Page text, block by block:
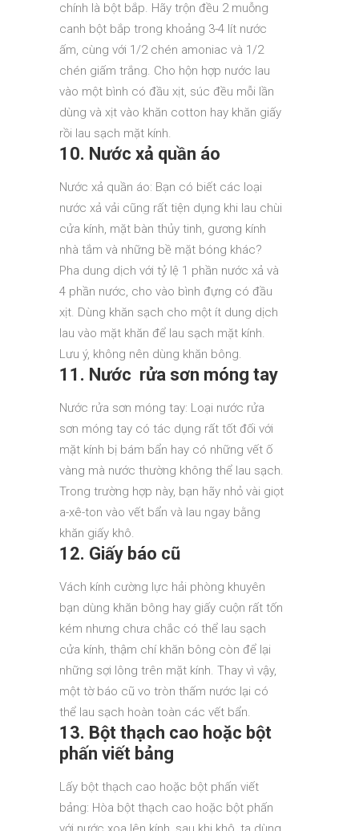
chính là bột bắp. Hãy trộn đều 2 muỗng
canh bột bắp trong khoảng 3-4 lít nước
ấm, cùng với 1/2 chén amoniac và 1/2
chén giấm trắng. Cho hộn hợp nước lau
vào một bình có đầu xịt, súc đều mỗi lần
dùng và xịt vào khăn cotton hay khăn giấy
rồi lau sạch mặt kính.
10. Nước xả quần áo
Nước xả quần áo: Bạn có biết các loại
nước xả vải cũng rất tiện dụng khi lau chùi
cửa kính, mặt bàn thủy tinh, gương kính
nhà tắm và những bề mặt bóng khác?
Pha dung dịch với tỷ lệ 1 phần nước xả và
4 phần nước, cho vào bình đựng có đầu
xịt. Dùng khăn sạch cho một ít dung dịch
lau vào mặt khăn để lau sạch mặt kính.
Lưu ý, không nên dùng khăn bông.
11. Nước rửa sơn móng tay
Nước rửa sơn móng tay: Loại nước rửa
sơn móng tay có tác dụng rất tốt đối với
mặt kính bị bám bẩn hay có những vết ố
vàng mà nước thường không thể lau sạch.
Trong trường hợp này, bạn hãy nhỏ vài giọt
a-xê-ton vào vết bẩn và lau ngay bằng
khăn giấy khô.
12. Giấy báo cũ
Vách kính cường lực hải phòng khuyên
bạn dùng khăn bông hay giấy cuộn rất tốn
kém nhưng chưa chắc có thể lau sạch
cửa kính, thậm chí khăn bông còn để lại
những sợi lông trên mặt kính. Thay vì vậy,
một tờ báo cũ vo tròn thấm nước lại có
thể lau sạch hoàn toàn các vết bẩn.
13. Bột thạch cao hoặc bột
phấn viết bảng
Lấy bột thạch cao hoặc bột phấn viết
bảng: Hòa bột thạch cao hoặc bột phấn